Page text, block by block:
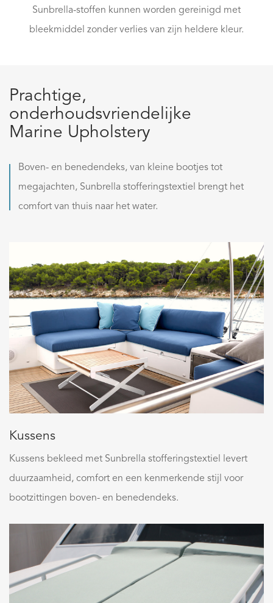
Sunbrella-stoffen kunnen worden gereinigd met
bleekmiddel zonder verlies van zijn heldere kleur.
Prachtige,
onderhoudsvriendelijke
Marine Upholstery
Boven- en benedendeks, van kleine bootjes tot
megajachten, Sunbrella stofferingstextiel brengt het
comfort van thuis naar het water.
Kussens
Kussens bekleed met Sunbrella stofferingstextiel levert
duurzaamheid, comfort en een kenmerkende stijl voor
bootzittingen boven- en benedendeks.